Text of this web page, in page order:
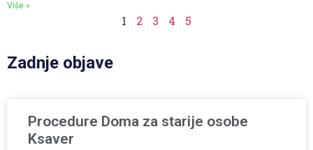
Više »
1 2 3 4 5
Zadnje objave
Procedure Doma za starije osobe
Ksaver